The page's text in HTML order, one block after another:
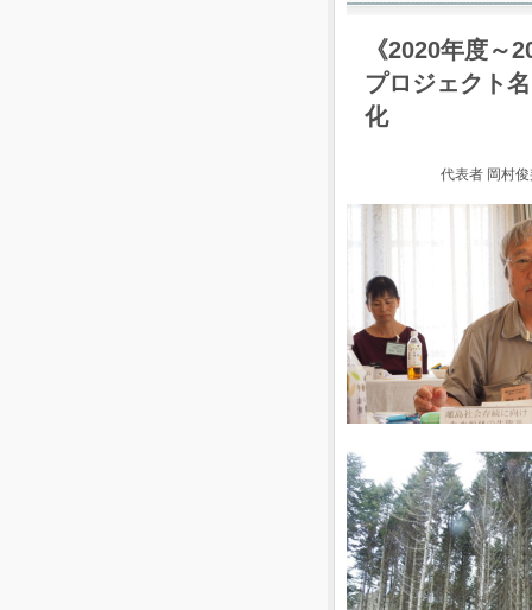
《2020年度～
プロジェクト
化
代表者 岡村